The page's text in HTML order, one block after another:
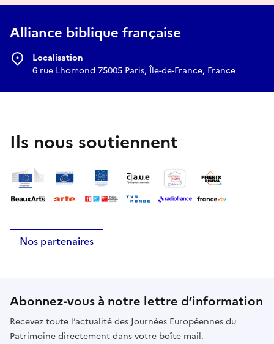
Alliance biblique française
Localisation
6 rue Lhomond 75005 Paris, Île-de-France, France
Ils nous soutiennent
Nos partenaires
Abonnez-vous à notre lettre d’information
Recevez toute l’actualité des Journées Européennes du
Patrimoine directement dans votre boîte mail.